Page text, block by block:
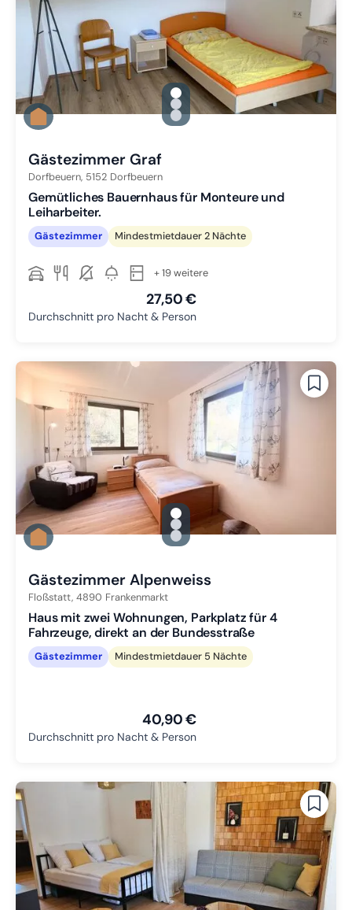
gallery.slide_selector
Zu Slide 1 wechseln
Zu Slide 2 wechseln
Zu Slide 3 wechseln
Gästezimmer Graf
Dorfbeuern, 5152 Dorfbeuern
Gemütliches Bauernhaus für Monteure und
Leiharbeiter.
Gästezimmer Mindestmietdauer 2 Nächte
+ 19 weitere
27,50 €
Durchschnitt pro Nacht & Person
gallery.slide_selector
Zu Slide 1 wechseln
Zu Slide 2 wechseln
Zu Slide 3 wechseln
Gästezimmer Alpenweiss
Floßstatt, 4890 Frankenmarkt
Haus mit zwei Wohnungen, Parkplatz für 4
Fahrzeuge, direkt an der Bundesstraße
Gästezimmer Mindestmietdauer 5 Nächte
40,90 €
Durchschnitt pro Nacht & Person